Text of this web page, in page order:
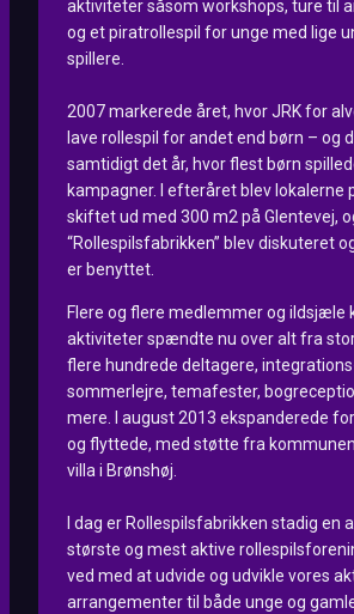
aktiviteter såsom workshops, ture til
og et piratrollespil for unge med lige
spillere.
2007 markerede året, hvor JRK for
lave rollespil for andet end børn – og
samtidigt det år, hvor flest børn
kampagner. I efteråret blev lokalerne
skiftet ud med 300 m2 på Glentevej,
“Rollespilsfabrikken” blev diskuteret
er benyttet.
Flere og flere medlemmer og ildsjæle
aktiviteter spændte nu over alt fra
flere hundrede deltagere,
sommerlejre, temafester,
mere. I august 2013 ekspanderede
og flyttede, med støtte fra
villa i Brønshøj.
I dag er Rollespilsfabrikken stadig en
største og mest aktive
ved med at udvide og udvikle vores
arrangementer til både unge og